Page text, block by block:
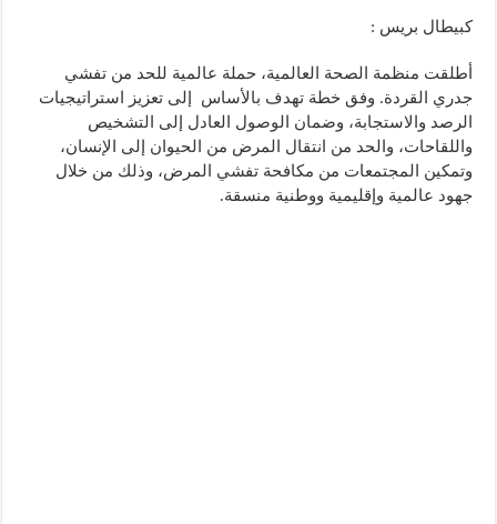
كبيطال بريس :
أطلقت منظمة الصحة العالمية، حملة عالمية للحد من تفشي
جدري القردة. وفق خطة تهدف بالأساس إلى تعزيز استراتيجيات
الرصد والاستجابة، وضمان الوصول العادل إلى التشخيص
واللقاحات، والحد من انتقال المرض من الحيوان إلى الإنسان،
وتمكين المجتمعات من مكافحة تفشي المرض، وذلك من خلال
جهود عالمية وإقليمية ووطنية منسقة.